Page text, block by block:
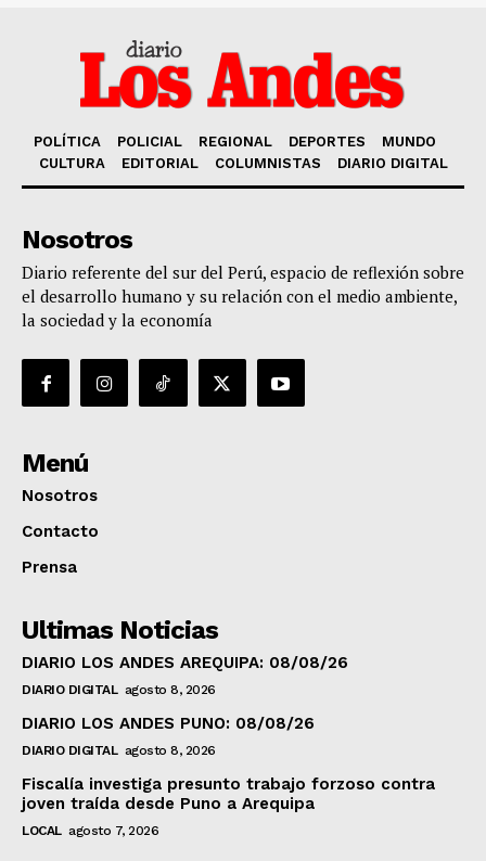
POLÍTICA POLICIAL REGIONAL DEPORTES
MUNDO
CULTURA
EDITORIAL COLUMNISTAS DIARIO DIGITAL
Nosotros
Diario referente del sur del Perú, espacio de reflexión sobre
el desarrollo humano y su relación con el medio ambiente,
la sociedad y la economía
Menú
Nosotros
Contacto
Prensa
Ultimas Noticias
DIARIO LOS ANDES AREQUIPA: 08/08/26
DIARIO DIGITAL agosto 8, 2026
DIARIO LOS ANDES PUNO: 08/08/26
DIARIO DIGITAL agosto 8, 2026
Fiscalía investiga presunto trabajo forzoso contra
joven traída desde Puno a Arequipa
LOCAL agosto 7, 2026